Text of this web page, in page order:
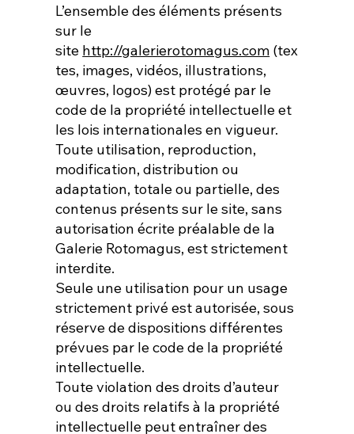
L’ensemble des éléments présents
sur le
site http://galerierotomagus.com (tex
tes, images, vidéos, illustrations,
œuvres, logos) est protégé par le
code de la propriété intellectuelle et
les lois internationales en vigueur.
Toute utilisation, reproduction,
modification, distribution ou
adaptation, totale ou partielle, des
contenus présents sur le site, sans
autorisation écrite préalable de la
Galerie Rotomagus, est strictement
interdite.
Seule une utilisation pour un usage
strictement privé est autorisée, sous
réserve de dispositions différentes
prévues par le code de la propriété
intellectuelle.
Toute violation des droits d’auteur
ou des droits relatifs à la propriété
intellectuelle peut entraîner des